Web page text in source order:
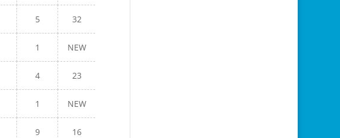
5 32
1 NEW
4 23
1 NEW
9 16